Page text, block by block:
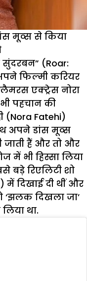
मूव्स से किया
(Roar:
फिल्मी करियर
एक्ट्रेस नोरा
पहचान की
(Nora Fatehi)
अपने डांस मूव्स
जाती हैं और तो और
में भी हिस्सा लिया
रिएलिटी शो
में दिखाई दी थीं और
‘झलक दिखला जा’
था.